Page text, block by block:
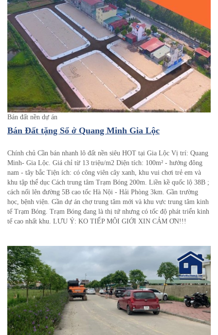
Bán đất nền dự án
Bán Đất tặng Sổ ở Quang Minh Gia Lộc
Chính chủ Cần bán nhanh lô đất nền siêu HOT tại Gia Lộc Vị trí: Quang
Minh- Gia Lộc. Giá chỉ từ 13 triệu/m2 Diện tích: 100m² - hướng đông
nam - tây bắc Tiện ích: có công viên cây xanh, khu vui chơi trẻ em và
khu tập thể dục Cách trung tâm Trạm Bóng 200m. Liền kề quốc lộ 38B ;
cách nối lên đường 5B cao tốc Hà Nội - Hải Phòng 3km. Gần trường
học, bệnh viện. Gần dự án chợ trung tâm mới và khu vực trung tâm kinh
tế Trạm Bóng. Trạm Bóng đang là thị tứ nhưng có tốc độ phát triển kinh
tế cao nhất khu. LƯU Ý: KO TIẾP MÔI GIỚI XIN CẢM ƠN!!!